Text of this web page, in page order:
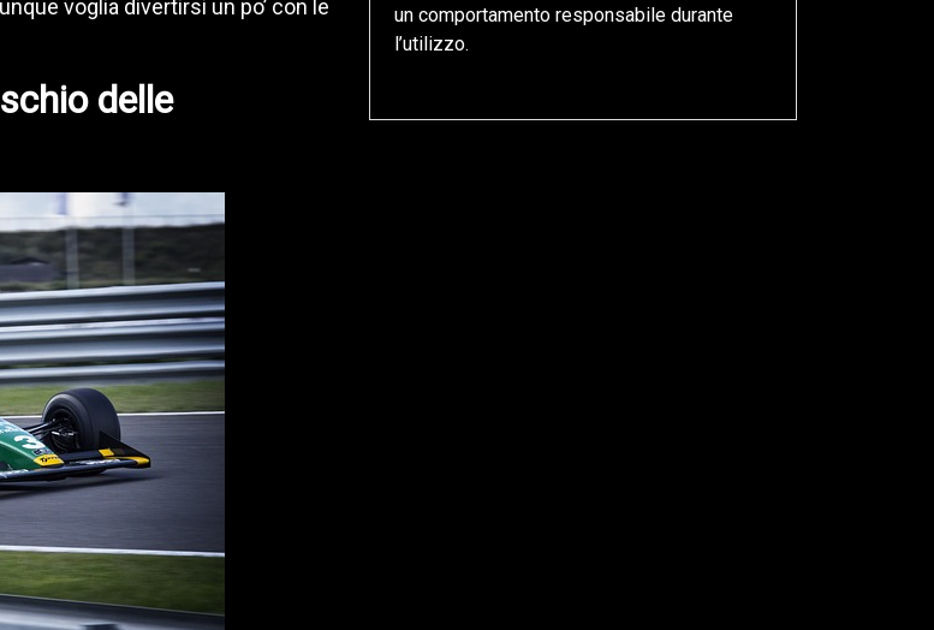
voglia divertirsi un po’ con le
delle
un comportamento responsabile durante
l’utilizzo.